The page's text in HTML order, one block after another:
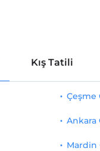
Kış Tatili
Çeşme
Ankara
Mardin